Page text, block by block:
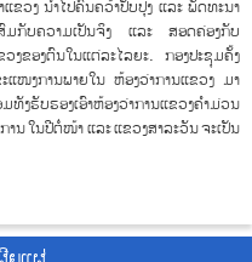
ວງ ນຳໄປຄົ້ນຄວ້າປັບປຸງ ແລະ ພັດທະນາ
ມກັບຄວາມເປັນຈິງ ແລະ ສອດຄ່ອງກັບ
ງຂອງຕົນໃນແຕ່ລະໄລຍະ. ກອງປະຊຸມຄັ້ງ
ໜງການພາຍໃນ ຫ້ອງວ່າການແຂວງ ມາ
ຮັບຮອງເອົາຫ້ອງວ່າການແຂວງຄຳມ່ວນ
ນ ໃນປີຕໍ່ໜ້າ ແລະ ແຂວງສາລະວັນ ຈະເປັນ